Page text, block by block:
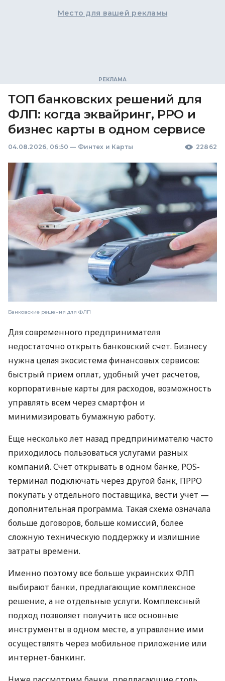
Место для вашей рекламы
ТОП банковских решений для
ФЛП: когда эквайринг, РРО и
бизнес карты в одном сервисе
04.08.2026, 06:50 — Финтех и Карты 22862
Банковские решения для ФЛП
Для современного предпринимателя
недостаточно открыть банковский счет. Бизнесу
нужна целая экосистема финансовых сервисов:
быстрый прием оплат, удобный учет расчетов,
корпоративные карты для расходов, возможность
управлять всем через смартфон и
минимизировать бумажную работу.
Еще несколько лет назад предпринимателю часто
приходилось пользоваться услугами разных
компаний. Счет открывать в одном банке, POS-
терминал подключать через другой банк, ПРРО
покупать у отдельного поставщика, вести учет —
дополнительная программа. Такая схема означала
больше договоров, больше комиссий, более
сложную техническую поддержку и излишние
затраты времени.
Именно поэтому все больше украинских ФЛП
выбирают банки, предлагающие комплексное
решение, а не отдельные услуги. Комплексный
подход позволяет получить все основные
инструменты в одном месте, а управление ими
осуществлять через мобильное приложение или
интернет-банкинг.